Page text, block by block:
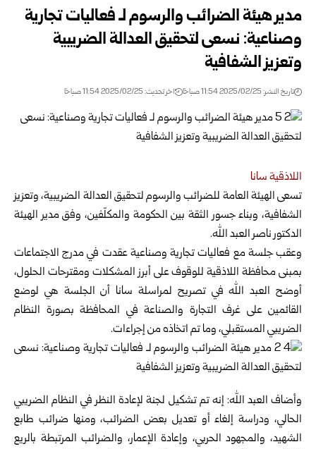
مدير هيئة الضرائب والرسوم لـ فعاليات تجارية
وصناعية: نسعى لتحقيق العدالة الضريبية
وتعزيز الشفافية ‏
تاريخ النشر: 2025/02/25 11:54 صباحًا اخر تحديث: 2025/02/25 11:54 صباحًا
اللاذقية سانا ‏
تسعى الهيئة العامة للضرائب والرسوم لتحقيق العدالة الضريبية، وتعزيز
‏الشفافية، وبناء جسور الثقة بين الحكومة والمكلّفين، وفق مدير الهيئة
‏الدكتور ناصر العبد الله.‏
وعقب جلسة مع فعاليات تجارية وصناعية عقدت في مدرج الاجتماعات
‏بمبنى محافظة اللاذقية للوقوف على أبرز المشكلات ومقترحات الحلول،
أوضح العبد الله في تصريح لمراسلة سانا أن الجلسة هي لوضع
القائمين ‏على غرف التجارة والصناعة في المحافظة بصورة النظام
الضريبي ‏المستقبلي، وما تم اتخاذه من إجراءات.
وأضاف العبد الله: إنه تم تشكيل لجنة لإعادة النظر في النظام الضريبي
الحالي، ‏ودراسة إلغاء أو تعديل بعض الضرائب، ومنها ضرائب طابع
الشهيد، ‏والمجهود الحربي، وإعادة الإعمار، والضرائب المرتبطة بالريع